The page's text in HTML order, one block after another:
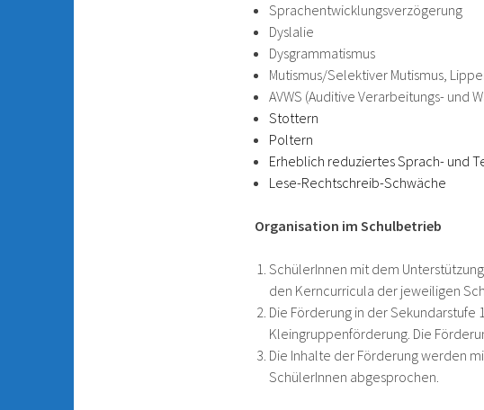
Sprachentwicklungsverzögerung
Dyslalie
Dysgrammatismus
Mutismus/Selektiver Mutismus,
AVWS (Auditive Verarbeitungs- und
Stottern
Poltern
Erheblich reduziertes Sprach- und
Lese-Rechtschreib-Schwäche
Organisation im Schulbetrieb
SchülerInnen mit dem
den Kerncurricula der jeweiligen
Die Förderung in der
Kleingruppenförderung. Die
Die Inhalte der Förderung werden
SchülerInnen abgesprochen.